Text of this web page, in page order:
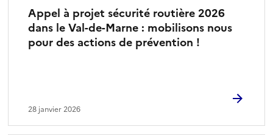
Appel à projet sécurité routière 2026
dans le Val-de-Marne : mobilisons nous
pour des actions de prévention !
28 janvier 2026